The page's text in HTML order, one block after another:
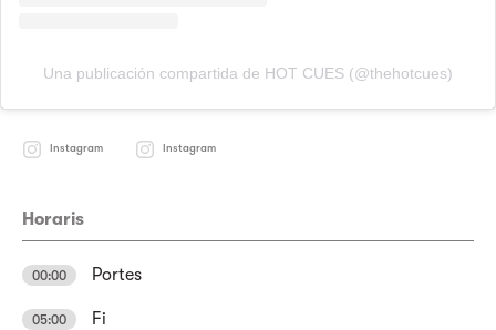
Una publicación compartida de HOT CUES (@thehotcues)
Instagram Instagram
Horaris
00:00 Portes
05:00 Fi